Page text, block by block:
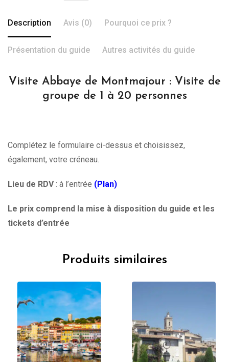
Description Avis (0) Pourquoi ce prix ?
Présentation du guide Autres activités du guide
Visite Abbaye de Montmajour : Visite de
groupe de 1 à 20 personnes
Complétez le formulaire ci-dessus et choisissez,
également, votre créneau.
Lieu de RDV: à l’entrée (Plan)
Le prix comprend la mise à disposition du guide et les
tickets d’entrée
Produits similaires